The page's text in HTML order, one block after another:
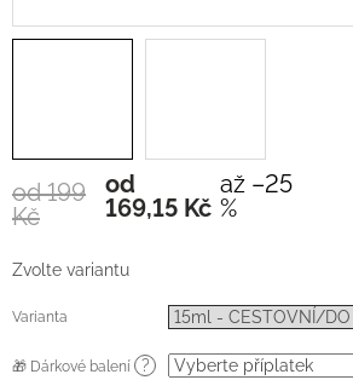
od 199
Kč
až –25
%
od
169,15 Kč Měrná
cena:
Zvolte variantu
Varianta
🎁 Dárkové balení ?